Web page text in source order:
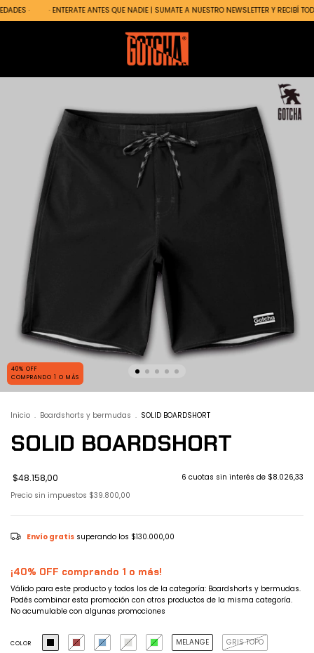
· · ENTERATE ANTES QUE NADIE | SUMATE A NUESTRO NEWSLETTER Y RECIBÍ
40% OFF
COMPRANDO 1 O MÁS
Inicio . Boardshorts y bermudas . SOLID BOARDSHORT
SOLID BOARDSHORT
$48.158,00 6 cuotas sin interés de $8.026,33
Precio sin impuestos $39.800,00
Envío gratis superando los $130.000,00
¡40% OFF comprando 1 o más!
Válido para este producto y todos los de la categoría: Boardshorts y bermudas.
Podés combinar esta promoción con otros productos de la misma categoría.
No acumulable con algunas promociones
COLOR MELANGE GRIS TOPO